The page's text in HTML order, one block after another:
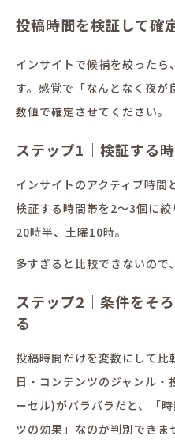
投稿時間を検証して確
インサイトで候補を絞ったら
す。感覚で「なんとなく夜が
数値で確定させてください。
ステップ1｜検証する
インサイトのアクティブ時間
検証する時間帯を2〜3個に
20時半、土曜10時。
多すぎると比較できないので
ステップ2｜条件をそ
る
投稿時間だけを変数にして比
日・コンテンツのジャンル
ーセル)がバラバラだと、「
ツの効果」なのか判別できま